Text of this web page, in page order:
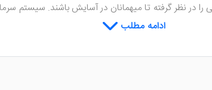
را در نظر گرفته تا میهمانان در آسایش باشند.
داخل این سوئیت‌ها می‌باشند.
ادامه مطلب